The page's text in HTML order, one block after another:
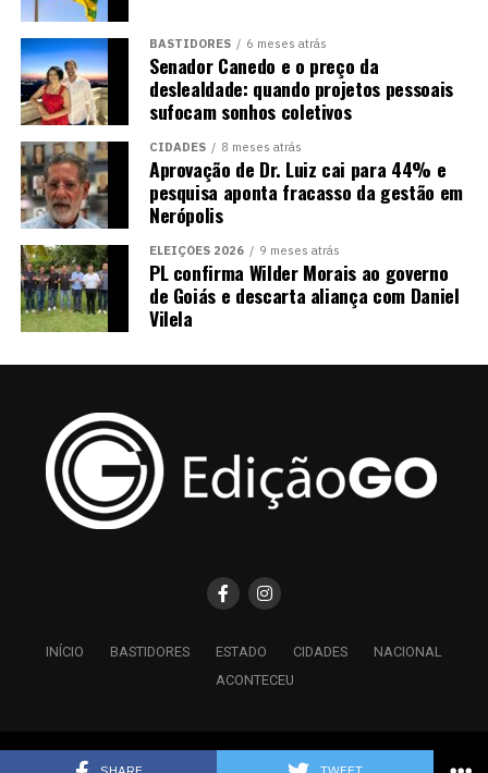
BASTIDORES 6 meses atrás
Senador Canedo e o preço da
deslealdade: quando projetos pessoais
sufocam sonhos coletivos
CIDADES 8 meses atrás
Aprovação de Dr. Luiz cai para 44% e
pesquisa aponta fracasso da gestão em
Nerópolis
ELEIÇÕES 2026 9 meses atrás
PL confirma Wilder Morais ao governo
de Goiás e descarta aliança com Daniel
Vilela
INÍCIO BASTIDORES ESTADO CIDADES
NACIONAL
ACONTECEU
Copyright © 2026 Edição GO - Todos os Direitos Reservados.